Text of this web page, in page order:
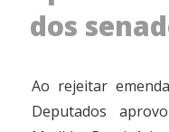
dos
Ao rejeitar
Deputados